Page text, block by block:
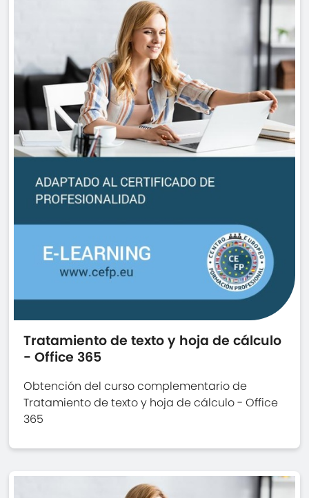
Tratamiento de texto y hoja de cálculo
- Office 365
Obtención del curso complementario de
Tratamiento de texto y hoja de cálculo - Office
365